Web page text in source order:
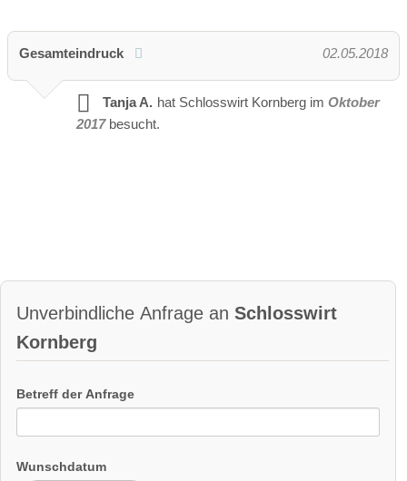
Gesamteindruck 02.05.2018
Tanja A. hat Schlosswirt Kornberg im Oktober
2017 besucht.
Unverbindliche Anfrage an Schlosswirt
Kornberg
Betreff der Anfrage
Wunschdatum